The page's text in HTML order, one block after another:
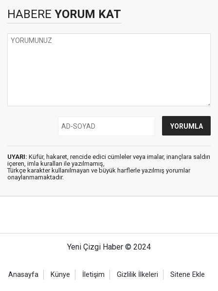
HABERE YORUM KAT
UYARI: Küfür, hakaret, rencide edici cümleler veya imalar, inançlara saldırı
içeren, imla kuralları ile yazılmamış,
Türkçe karakter kullanılmayan ve büyük harflerle yazılmış yorumlar
onaylanmamaktadır.
Yeni Çizgi Haber © 2024
Anasayfa Künye İletişim Gizlilik İlkeleri Sitene Ekle